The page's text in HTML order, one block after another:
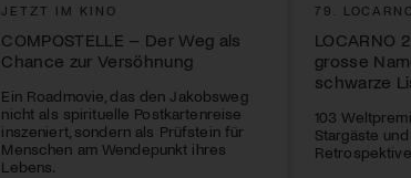
JETZT IM KINO
COMPOSTELLE – Der Weg als
Chance zur Versöhnung
Ein Roadmovie, das den Jakobsweg
nicht als spirituelle Postkartenreise
inszeniert, sondern als Prüfstein für
Menschen am Wendepunkt ihres
Lebens.
79.
LOCARNO
grosse
schwarze
103
Stargäste